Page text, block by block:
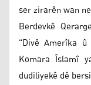
ser zirarên wan
Berdevkê
"Divê Amerîka
Komara Îslamî
dudiliyekê dê